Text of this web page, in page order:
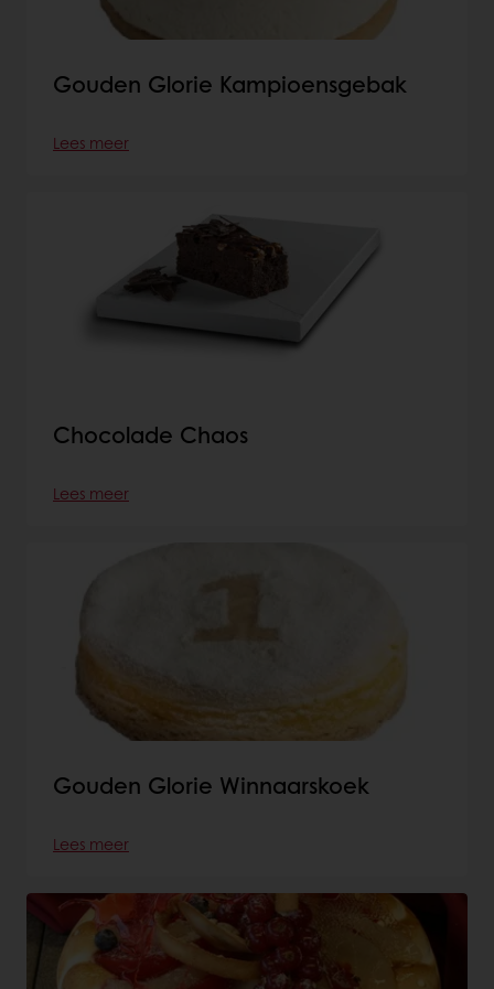
Gouden Glorie Kampioensgebak
Lees meer
Chocolade Chaos
Lees meer
Gouden Glorie Winnaarskoek
Lees meer